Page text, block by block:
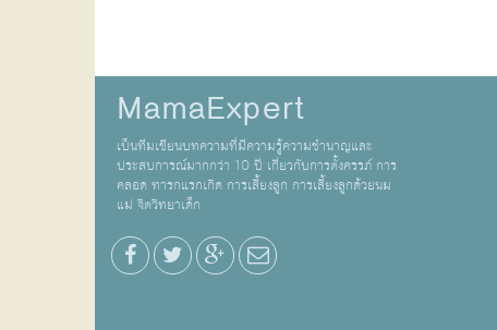
MamaExpert
เป็นทีมเขียนบทความที่มีความรู้ความชำนาญและ
ประสบการณ์มากกว่า 10 ปี เกี่ยวกับการตั้งครรภ์ การ
คลอด ทารกแรกเกิด การเลี้ยงลูก การเลี้ยงลูกด้วยนม
แม่ จิตวิทยาเด็ก